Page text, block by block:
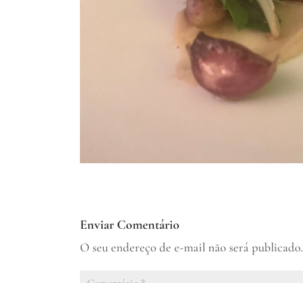
Enviar Comentário
O seu endereço de e-mail não será publicado.